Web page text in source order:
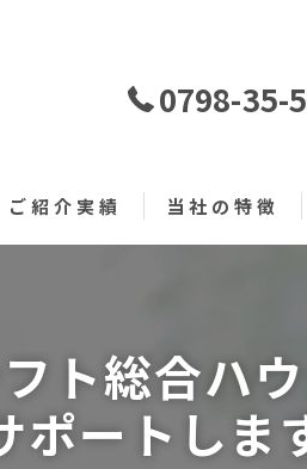
0798-35-
ご紹介実績 当社の特徴
戸建て
土地
ト総合ハ
ポートしま